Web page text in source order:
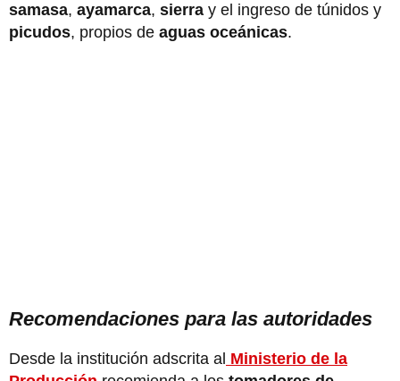
samasa, ayamarca, sierra y el ingreso de túnidos y
picudos, propios de aguas oceánicas.
Recomendaciones para las autoridades
Desde la institución adscrita al Ministerio de la